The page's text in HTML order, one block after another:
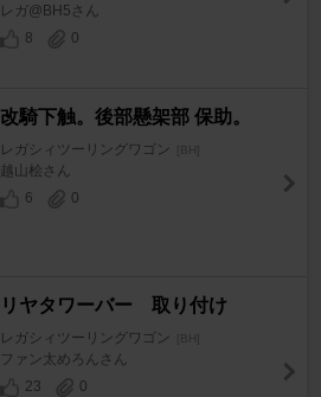
レガ@BH5さん
8
0
改騎下触。後部懸架部 保助。
レガシィツーリングワゴン [BH]
越山桧さん
6
0
リヤタワーバー 取り付け
レガシィツーリングワゴン [BH]
ファン太めろんさん
23
0